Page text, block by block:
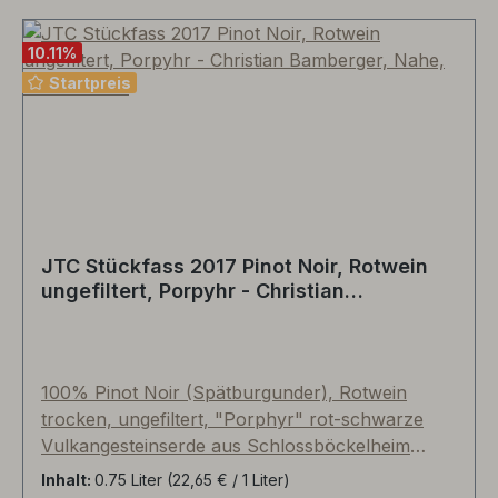
"Old Style-Sauvignons"!
10.11%
Startpreis
JTC Stückfass 2017 Pinot Noir, Rotwein
ungefiltert, Porpyhr - Christian
100% Pinot Noir (Spätburgunder), Rotwein
trocken, ungefiltert, "Porphyr" rot-schwarze
Vulkangesteinserde aus Schlossböckelheim
(Mühlberg). Über 14 Tage langsame, kühle
Inhalt: 0.75 Liter (22,65 € / 1 Liter)